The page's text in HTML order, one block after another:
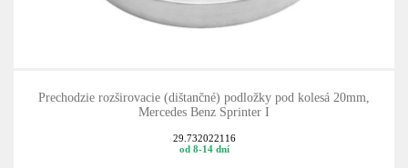
Prechodzie rozširovacie (dištančné) podložky pod kolesá 20mm,
Mercedes Benz Sprinter I
29.732022116
od 8-14 dní